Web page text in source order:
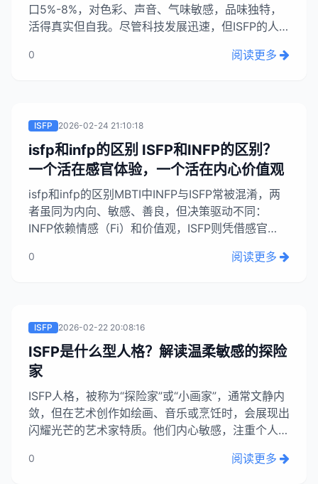
口5%-8%，对色彩、声音、气味敏感，品味独特，
活得真实但自我。尽管科技发展迅速，但ISFP的人
来的悸动。ISFP常被误解为高冷，实则并非如此。...
0 阅读更多
ISFP 2026-02-24 21:10:18
isfp和infp的区别 ISFP和INFP的区别？
一个活在感官体验，一个活在内心价值观
isfp和infp的区别MBTI中INFP与ISFP常被混淆，两
者虽同为内向、敏感、善良，但决策驱动不同：
INFP依赖情感（Fi）和价值观，ISFP则凭借感官
则，沉浸于精神世界，如对春晚机器人表演产生深刻
0 阅读更多
ISFP 2026-02-22 20:08:16
ISFP是什么型人格？解读温柔敏感的探险
家
ISFP人格，被称为“探险家”或“小画家”，通常文静内
敛，但在艺术创作如绘画、音乐或烹饪时，会展现出
闪耀光芒的艺术家特质。他们内心敏感，注重个人感
情感。虽然科技发展迅速，但ISFP所蕴含的灵性、
0 阅读更多